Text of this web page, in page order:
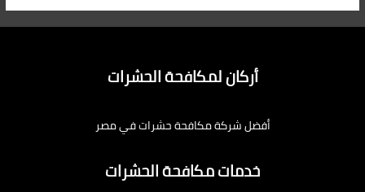
أركان لمكافحة الحشرات
أفضل شركة مكافحة حشرات في مصر
خدمات مكافحة الحشرات